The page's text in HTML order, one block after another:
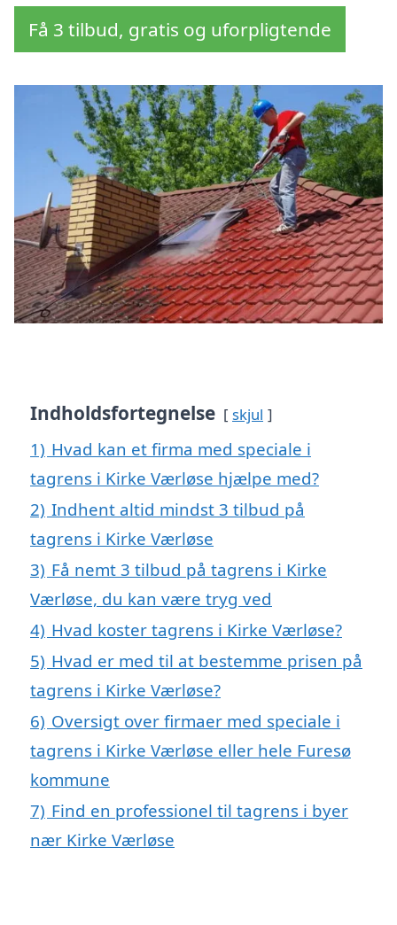
Få 3 tilbud, gratis og uforpligtende
Indholdsfortegnelse skjul
1) Hvad kan et firma med speciale i
tagrens i Kirke Værløse hjælpe med?
2) Indhent altid mindst 3 tilbud på
tagrens i Kirke Værløse
3) Få nemt 3 tilbud på tagrens i Kirke
Værløse, du kan være tryg ved
4) Hvad koster tagrens i Kirke Værløse?
5) Hvad er med til at bestemme prisen på
tagrens i Kirke Værløse?
6) Oversigt over firmaer med speciale i
tagrens i Kirke Værløse eller hele Furesø
kommune
7) Find en professionel til tagrens i byer
nær Kirke Værløse